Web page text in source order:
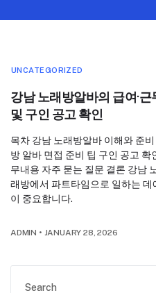
Search
UNCATEGORIZED
강남 노래방알바의 급여·
및 구인 공고 확인
목차 강남 노래방알바 이해와 준
방 알바 면접 준비 팁 구인 공고
무내용 자주 묻는 질문 결론 강남
래방에서 파트타임으로 일하는
이 중요합니다.
ADMIN • JANUARY 28, 2026